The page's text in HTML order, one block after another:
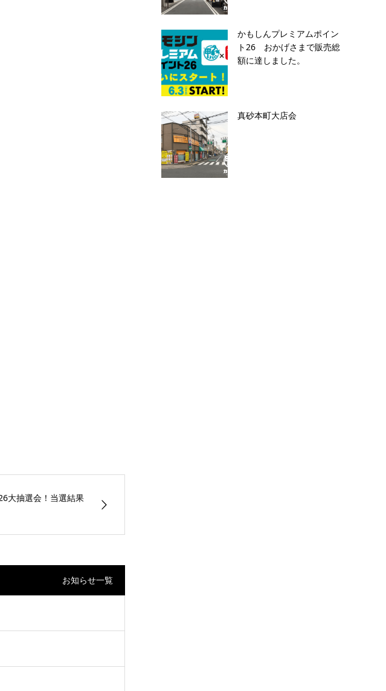
大抽選会！当選結果
お知らせ一覧
かもしんプレミアムポイン
ト26 おかげさまで販売総
額に達しました。
真砂本町大店会